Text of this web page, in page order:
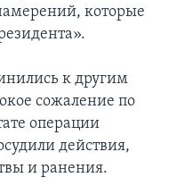
которые
к другим
сожаление по
операции
действия,
и ранения.